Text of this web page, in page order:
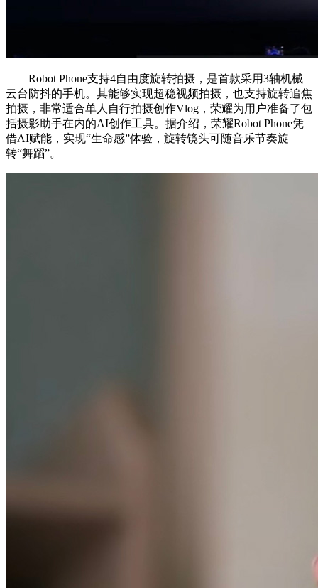
Robot Phone支持4自由度旋转拍摄，是首款采用3轴机械
云台防抖的手机。其能够实现超稳视频拍摄，也支持旋转追焦
拍摄，非常适合单人自行拍摄创作Vlog，荣耀为用户准备了包
括摄影助手在内的AI创作工具。据介绍，荣耀Robot Phone凭
借AI赋能，实现“生命感”体验，旋转镜头可随音乐节奏旋
转“舞蹈”。